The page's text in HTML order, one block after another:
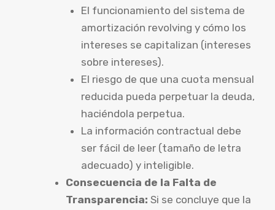
El funcionamiento del sistema de
amortización revolving y cómo los
intereses se capitalizan (intereses
sobre intereses).
El riesgo de que una cuota mensual
reducida pueda perpetuar la deuda,
haciéndola perpetua.
La información contractual debe
ser fácil de leer (tamaño de letra
adecuado) y inteligible.
Consecuencia de la Falta de
Transparencia: Si se concluye que la